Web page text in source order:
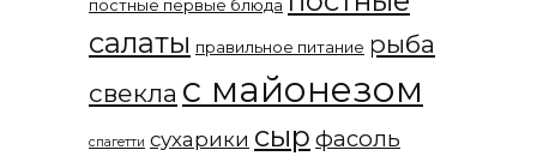
постные первые блюда
салаты правильное питание рыба
свекла с майонезом
спагетти сухарики сыр фасоль